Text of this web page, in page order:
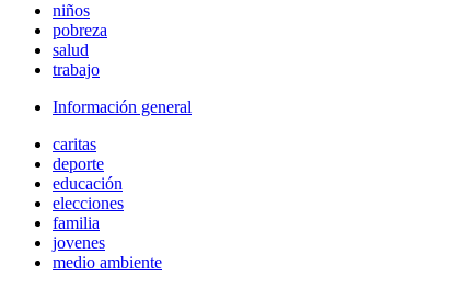
niños
pobreza
salud
trabajo
Información general
caritas
deporte
educación
elecciones
familia
jovenes
medio ambiente